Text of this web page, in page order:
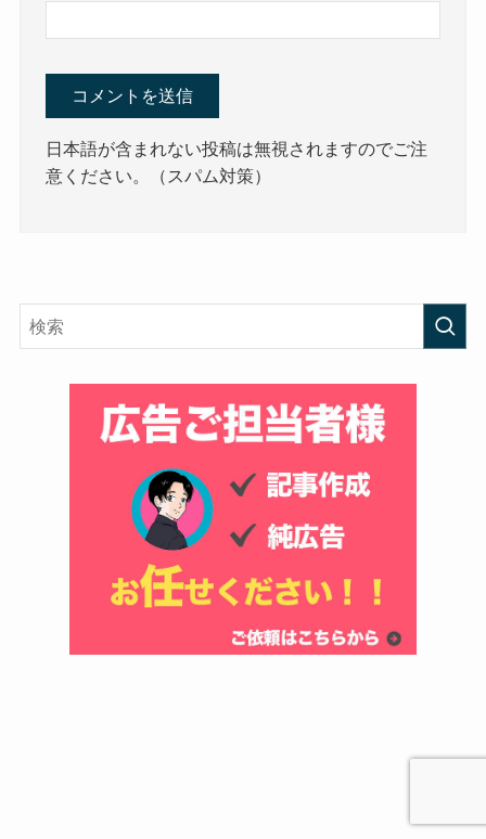
日本語が含まれない投稿は無視されますのでご注
意ください。（スパム対策）